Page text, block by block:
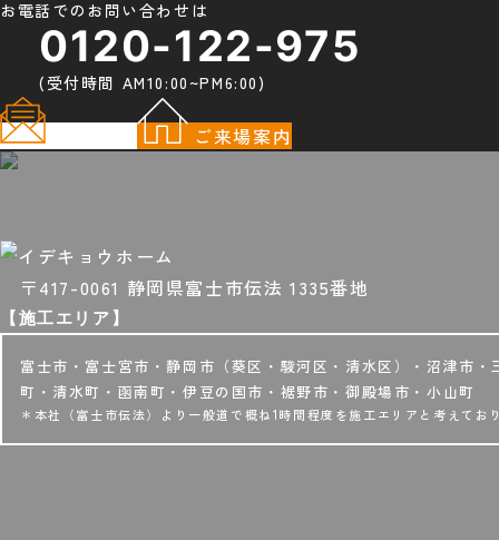
お電話でのお問い合わせは
0120-122-975
(受付時間 AM10:00~PM6:00)
ご来場案内
〒417-0061 静岡県富士市伝法 1335番地
【施工エリア】
富士市・富士宮市・静岡市（葵区・駿河区・清水区）・沼津市・
町・清水町・函南町・伊豆の国市・裾野市・御殿場市・小山町
＊本社（富士市伝法）より一般道で概ね1時間程度を施工エリアと考えてお